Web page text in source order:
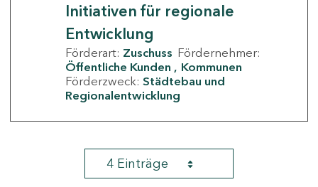
Initiativen für regionale
Entwicklung
Förderart: Zuschuss Fördernehmer:
Öffentliche Kunden
Kommunen
Förderzweck: Städtebau und
Regionalentwicklung
4 Einträge